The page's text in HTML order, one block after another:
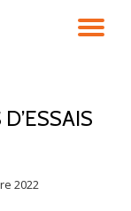
2022